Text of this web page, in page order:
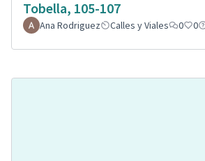
Tobella, 105-107
Ana Rodriguez Calles y Viales 0 0